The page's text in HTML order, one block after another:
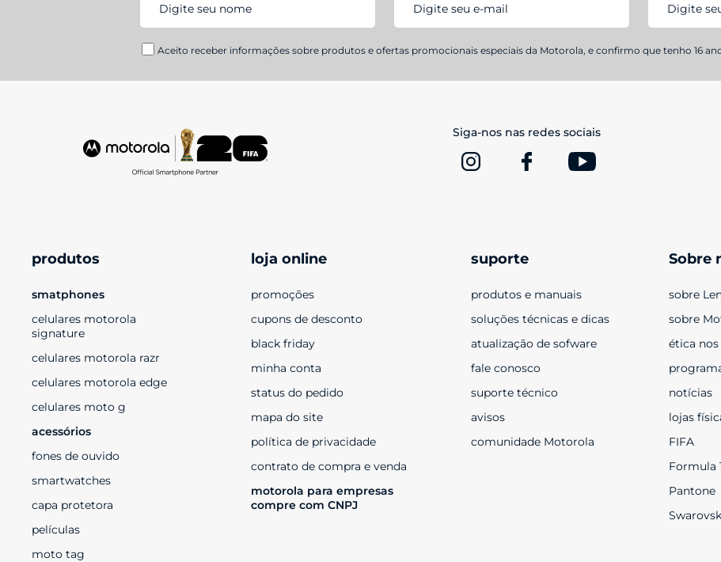
Aceito receber informações sobre produtos e ofertas promocionais especiais da Motorola, e confirmo que tenho 16
Siga-nos nas redes sociais
produtos
smatphones
celulares motorola
signature
celulares motorola razr
celulares motorola edge
celulares moto g
acessórios
fones de ouvido
smartwatches
capa protetora
películas
moto tag
loja online
promoções
cupons de desconto
black friday
minha conta
status do pedido
mapa do site
política de privacidade
contrato de compra e venda
motorola para empresas
compre com CNPJ
suporte
produtos e manuais
soluções técnicas e dicas
atualização de sofware
fale conosco
suporte técnico
avisos
comunidade Motorola
Sobre
sobre
sobre
ética
notícias
lojas
FIFA
Formula
Pantone